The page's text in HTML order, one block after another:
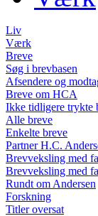
Liv
Værk
Breve
Søg i brevbasen
Afsendere og
Breve om HCA
Ikke tidligere trykte
Alle breve
Enkelte breve
Partner H.C.
Brevveksling med
Brevveksling med
Rundt om Andersen
Forskning
Titler oversat